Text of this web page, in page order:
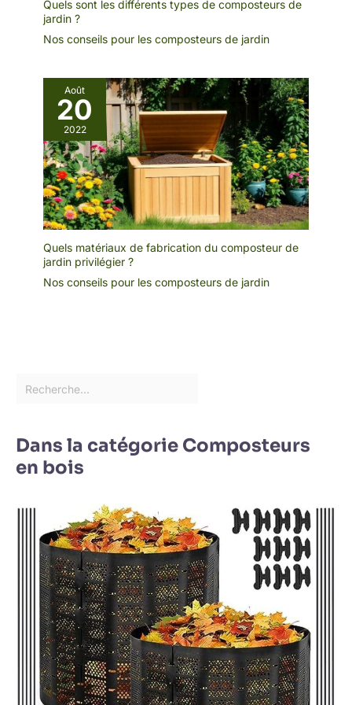
Quels sont les différents types de composteurs de
jardin ?
Nos conseils pour les composteurs de jardin
Août
20
2022
Quels matériaux de fabrication du composteur de
jardin privilégier ?
Nos conseils pour les composteurs de jardin
Dans la catégorie Composteurs
en bois